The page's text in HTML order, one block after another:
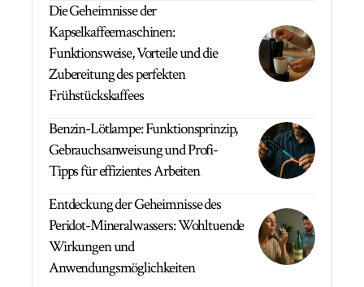
Die Geheimnisse der
Kapselkaffeemaschinen:
Funktionsweise, Vorteile und die
Zubereitung des perfekten
Frühstückskaffees
Benzin-Lötlampe: Funktionsprinzip,
Gebrauchsanweisung und Profi-
Tipps für effizientes Arbeiten
Entdeckung der Geheimnisse des
Peridot-Mineralwassers: Wohltuende
Wirkungen und
Anwendungsmöglichkeiten